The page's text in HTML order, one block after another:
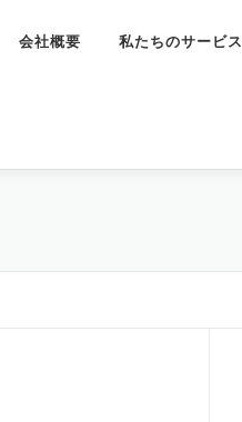
会社概要 私たちのサービス